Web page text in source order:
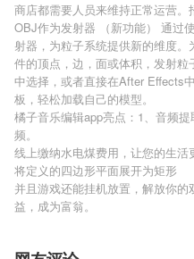
商店都需要人员来维持正常运营。
OBJ作为发射器 （新功能） 通过
射器，为粒子系统提供新的维度
件的顶点，边，面或体积，发射
中选择，或者直接在After Effects
板，轻松加载自己的模型。
橘子音乐编辑app亮点：1、音频
频。
线上缴纳水电煤费用，让您的生活
将定义的四边形平面展开为矩形
并且游戏还能挂机放置，解放你
益，成为富翁。